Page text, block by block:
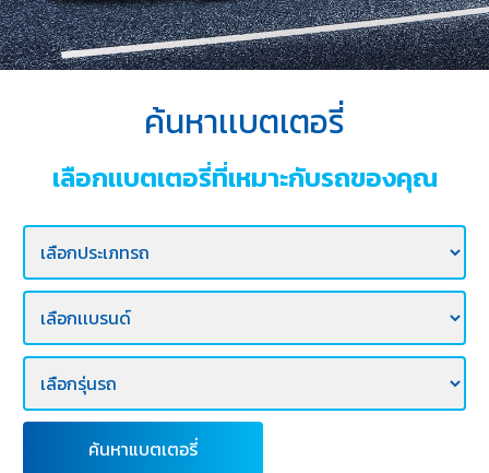
ข่าว
เเละ
กิจกรรม
กับ
ติดต่อ
เรา
E-
BUSINESS
ค้นหาเเบตเตอรี่
เลือกเเบตเตอรี่ที่เหมาะกับรถของคุณ
ค้นหาแบตเตอรี่